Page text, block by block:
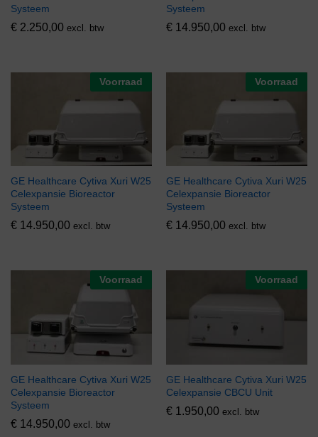
Systeem
€ 2.250,00 excl. btw
Systeem
€ 14.950,00 excl. btw
Voorraad
GE Healthcare Cytiva Xuri W25
Celexpansie Bioreactor
Systeem
€ 14.950,00 excl. btw
Voorraad
GE Healthcare Cytiva Xuri W25
Celexpansie Bioreactor
Systeem
€ 14.950,00 excl. btw
Voorraad
GE Healthcare Cytiva Xuri W25
Celexpansie Bioreactor
Systeem
€ 14.950,00 excl. btw
Voorraad
GE Healthcare Cytiva Xuri W25
Celexpansie CBCU Unit
€ 1.950,00 excl. btw